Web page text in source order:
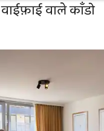
वाईफ़ाई वाले काँडो